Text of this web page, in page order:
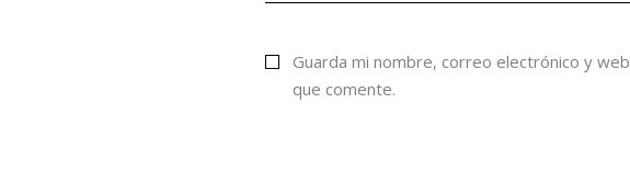
Guarda mi nombre, correo electrónico y
que comente.